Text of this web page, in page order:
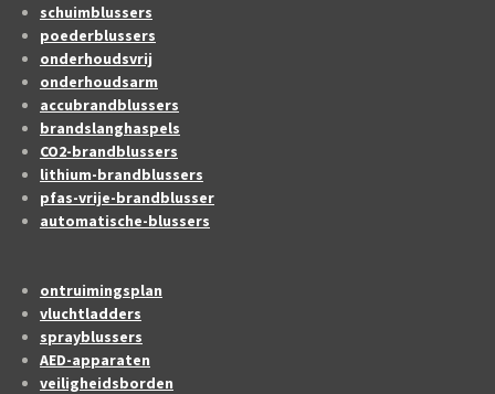
schuimblussers
poederblussers
onderhoudsvrij
onderhoudsarm
accubrandblussers
brandslanghaspels
CO2-brandblussers
lithium-brandblussers
pfas-vrije-brandblusser
automatische-blussers
ontruimingsplan
vluchtladders
sprayblussers
AED-apparaten
veiligheidsborden